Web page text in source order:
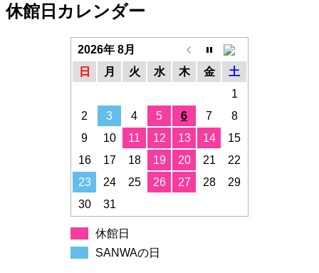
休館日カレンダー
2026年 8月
日
月 火 水 木 金
土
1
2
3 4 5 6 7
8
9
10 11 12 13 14
15
16
17 18 19 20 21
22
23
24 25 26 27 28
29
30
31
休館日
SANWAの日